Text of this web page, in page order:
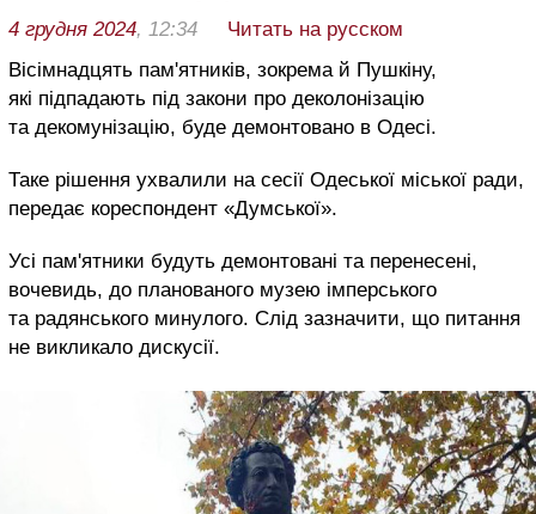
4 грудня 2024, 12:34
Читать на русском
Вісімнадцять пам'ятників, зокрема й Пушкіну,
які підпадають під закони про деколонізацію
та декомунізацію, буде демонтовано в Одесі.
Таке рішення ухвалили на сесії Одеської міської ради,
передає кореспондент «Думської».
Усі пам'ятники будуть демонтовані та перенесені,
вочевидь, до планованого музею імперського
та радянського минулого. Слід зазначити, що питання
не викликало дискусії.